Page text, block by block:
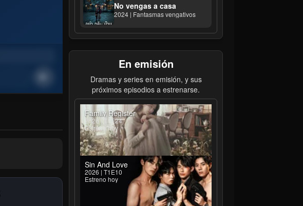
No vengas a casa
2024 | Fantasmas vengativos
En emisión
Dramas y series en emisión, y sus
próximos episodios a estrenarse.
Family Register
2026 | T1E24
Estreno hoy
Sin And Love
2026 | T1E10
Estreno hoy